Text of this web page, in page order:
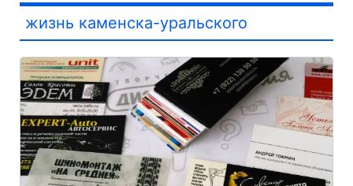
жизнь каменска-уральского